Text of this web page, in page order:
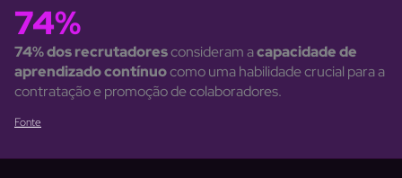
74%
74% dos recrutadoresconsideram acapacidade de
aprendizado contínuocomo uma habilidade crucial para a
contratação e promoção de colaboradores.
Fonte